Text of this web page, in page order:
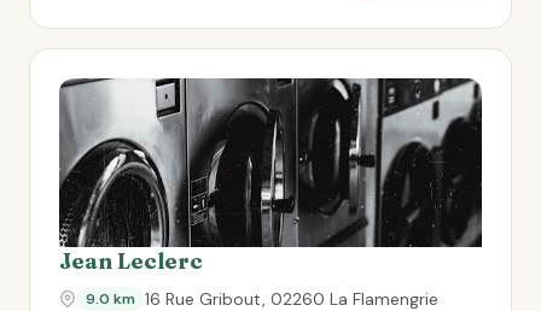
Jean Leclerc
9.0 km 16 Rue Gribout, 02260 La Flamengrie